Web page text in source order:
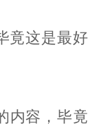
竟这是最好
内容，毕竟